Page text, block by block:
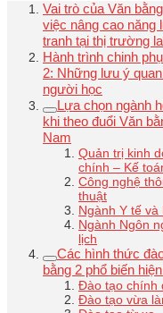
Vai trò của Văn
việc nâng cao năng
tranh tại thị trường
Hành trình chinh
2: Những lưu ý
người học
Lựa chọn ngành
khi theo đuổi Văn
Nam
Quản trị kinh
chính – Kế
Công nghệ
thuật
Ngành Y tế
Ngành Ngôn
lịch
Các hình thức
bằng 2 phổ biến
Đào tạo chính
Đào tạo vừa